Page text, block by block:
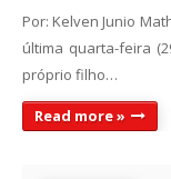
Por: Kelven Junio
última quarta-feira
próprio filho…
Read more »